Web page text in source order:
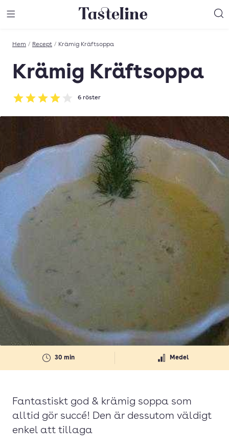
Till Tastelines startsida
Hem / Recept / Krämig Kräftsoppa
Krämig Kräftsoppa
Betyg: 4 av 5
6 röster
30 min Medel
Fantastiskt god & krämig soppa som
alltid gör succé! Den är dessutom väldigt
enkel att tillaga